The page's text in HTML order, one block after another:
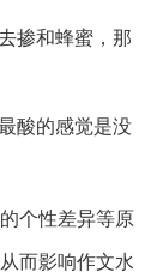
掺和蜂蜜，那
酸的感觉是没
个性差异等原
而影响作文水